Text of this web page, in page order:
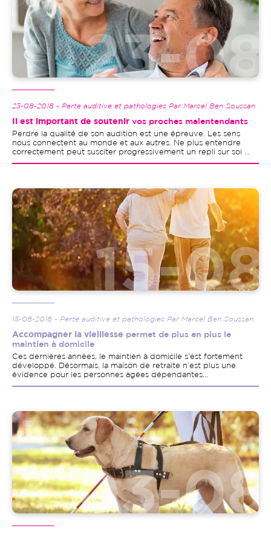
23-08-2018 - Perte auditive et pathologies Par Marcel Ben Soussan
Il est important de soutenir vos proches malentendants
Perdre la qualité de son audition est une épreuve. Les sens
nous connectent au monde et aux autres. Ne plus entendre
correctement peut susciter progressivement un repli sur soi ...
Image
15-08-2018 - Perte auditive et pathologies Par Marcel Ben Soussan
Accompagner la vieillesse permet de plus en plus le
maintien à domicile
Ces dernières années, le maintien à domicile s’est fortement
développé. Désormais, la maison de retraite n’est plus une
évidence pour les personnes âgées dépendantes...
Image